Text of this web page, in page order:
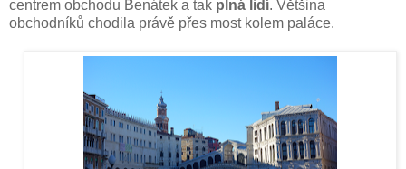
centrem obchodu Benátek a tak plná lidí. Většina
obchodníků chodila právě přes most kolem paláce.